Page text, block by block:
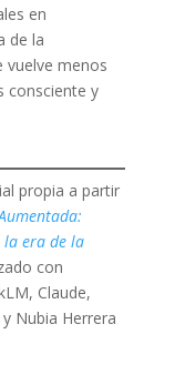
en
de la
vuelve menos
consciente y
propia a partir
la era de la
con
Claude,
Nubia Herrera